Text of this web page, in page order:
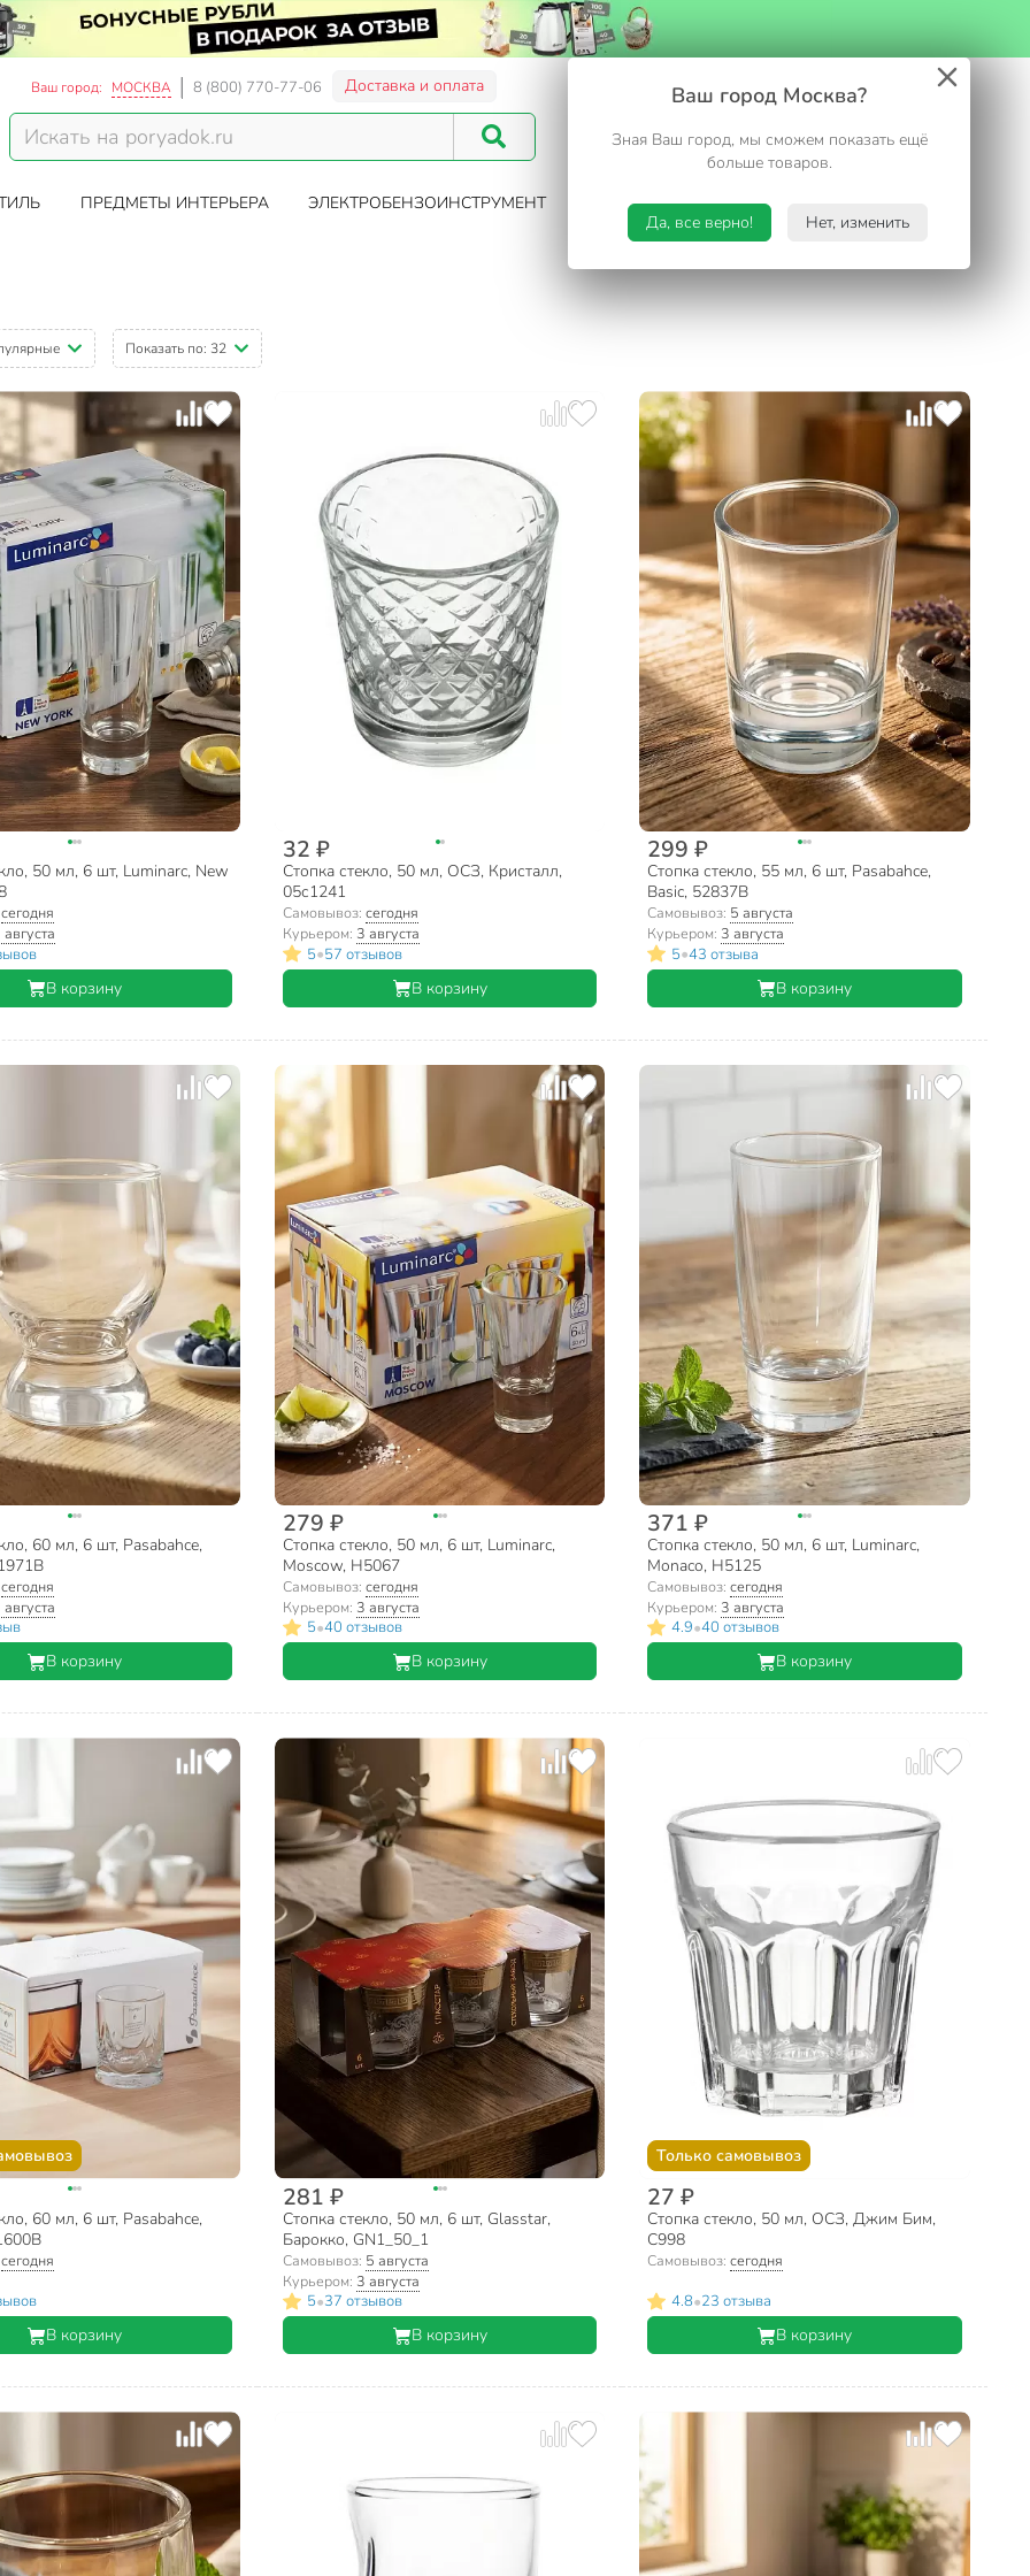
Ваш город Москва?
Зная Ваш город, мы сможем показать ещё
больше товаров.
Да, все верно! Нет, изменить
Ваш город: МОСКВА 8 (800) 770-77-06 Доставка и оплата
Корзина
ПРЕДМЕТЫ ИНТЕРЬЕРА ЭЛЕКТРОБЕНЗОИНСТРУМЕНТ САД И ОГОРОД ТУРИЗМ. ОТДЫХ НА ДАЧЕ
Показать по: 32
50 мл, 6 шт, Luminarc, New
сегодня
В корзину
32 ₽
Стопка стекло, 50 мл, ОСЗ, Кристалл,
05с1241
Самовывоз: сегодня
Курьером: 3 августа
5•57 отзывов
В корзину
299 ₽
Стопка стекло, 55 мл, 6 шт, Pasabahce,
Basic, 52837B
Самовывоз: 5 августа
Курьером: 3 августа
5•43 отзыва
В корзину
60 мл, 6 шт, Pasabahce,
сегодня
В корзину
279 ₽
Стопка стекло, 50 мл, 6 шт, Luminarc,
Moscow, H5067
Самовывоз: сегодня
Курьером: 3 августа
5•40 отзывов
В корзину
371 ₽
Стопка стекло, 50 мл, 6 шт, Luminarc,
Monaco, H5125
Самовывоз:сегодня
Курьером: 3 августа
4.9•40 отзывов
В корзину
60 мл, 6 шт, Pasabahce,
сегодня
В корзину
281 ₽
Стопка стекло, 50 мл, 6 шт, Glasstar,
Барокко, GN1_50_1
Самовывоз: 5 августа
Курьером: 3 августа
5•37 отзывов
В корзину
Только самовывоз
27 ₽
Стопка стекло, 50 мл, ОСЗ, Джим Бим,
С998
Самовывоз:сегодня
4.8•23 отзыва
В корзину